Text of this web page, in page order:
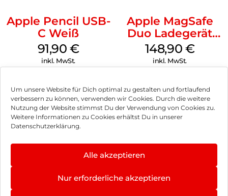
Um unsere Website für Dich optimal zu gestalten und fortlaufend
verbessern zu können, verwenden wir Cookies. Durch die weitere
Nutzung der Website stimmst Du der Verwendung von Cookies zu.
Weitere Informationen zu Cookies erhältst Du in unserer
Datenschutzerklärung.
Alle akzeptieren
Nur erforderliche akzeptieren
Apple Pencil USB-
C Weiß
91,90 €
inkl. MwSt.
Apple MagSafe
Duo Ladegerät
Weiß
148,90 €
inkl. MwSt.
Impressum
Hinweis zur Batterieentsorgung